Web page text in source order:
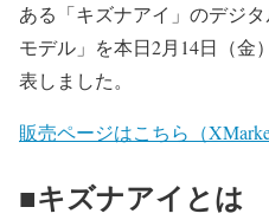
ある「キズナアイ」のデジ
モデル」を本日2月14日（金
表しました。
販売ページはこちら（
■キズナアイとは